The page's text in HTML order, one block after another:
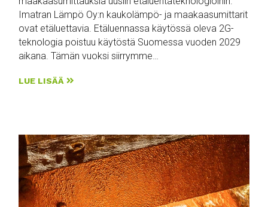
Imatran Lämpö Oy:n kaukolämpö- ja maakaasumittarit
ovat etäluettavia. Etäluennassa käytössä oleva 2G-
teknologia poistuu käytöstä Suomessa vuoden 2029
aikana. Tämän vuoksi siirrymme…
LUE LISÄÄ